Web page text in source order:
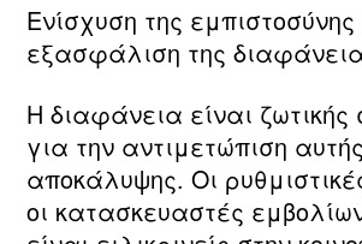
Ενίσχυση της εμπιστοσύνης
εξασφάλιση της
Η διαφάνεια είναι
για την αντιμετώπιση
αποκάλυψης. Οι
οι κατασκευαστές